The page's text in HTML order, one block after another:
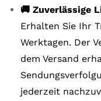
🚚 Zuverlässige
Erhalten Sie Ihr
Werktagen. Der
dem Versand
jederzeit